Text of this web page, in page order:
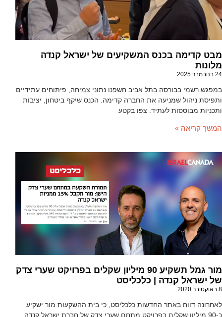
מבט קדימה בכנס המשקיעים של ישראל קנדה
מלונות
24 בנובמבר 2025
במפגש רשמי בבורסה בתל אביב חשפנו נתוני צמיחה, פיתוחים עתידיים
ותפיסת ניהול שמניעה את החברה קדימה. הכנס שיקף ביטחון, יציבות
ותכניות מבוססות לעתיד. צפו בקטע
המשך קריאה »
מור גמל תשקיע 90 מיליון שקלים בפרויקט שערי צדק
של ישראל קנדה | כלכליסט
8 באוקטובר 2020
לאחרונה דווח באתר החדשות כלכליסט, כי בית ההשקעות מור ישקיע
כ-90 מיליון שקלים בפרויקט מתחם שערי צדק של חברת ישראל קנדה,